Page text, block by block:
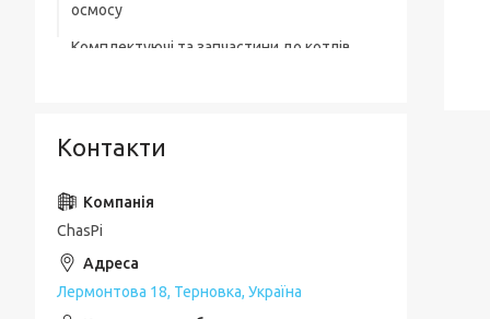
осмосу
Комплектуючі та запчастини до котлів
Лотки для зливної каналізації
Мильниці
Монтажні елементи
Набори для ванної кімнати
Контакти
ChasPi
Лермонтова 18, Терновка, Україна